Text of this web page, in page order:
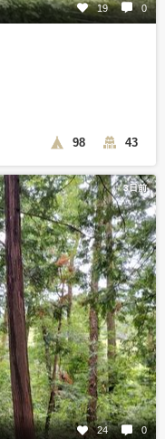
19 0
98 43
3日前
24 0